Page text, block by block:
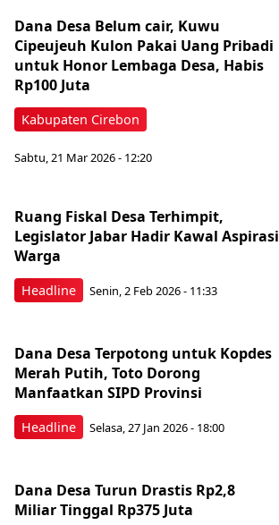
Kabupaten Cirebon
Dana Desa Belum cair, Kuwu
Cipeujeuh Kulon Pakai Uang Pribadi
untuk Honor Lembaga Desa, Habis
Rp100 Juta
Sabtu, 21 Mar 2026 - 12:20
Headline
Ruang Fiskal Desa Terhimpit,
Legislator Jabar Hadir Kawal Aspirasi
Warga
Senin, 2 Feb 2026 - 11:33
Headline
Dana Desa Terpotong untuk Kopdes
Merah Putih, Toto Dorong
Manfaatkan SIPD Provinsi
Selasa, 27 Jan 2026 - 18:00
Dana Desa Turun Drastis Rp2,8
Miliar Tinggal Rp375 Juta